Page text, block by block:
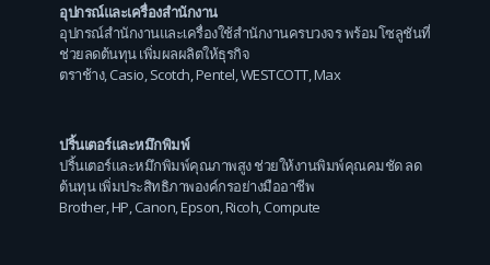
อุปกรณ์และเครื่องสำนักงาน
อุปกรณ์สำนักงานและเครื่องใช้สำนักงานครบวงจร พร้อมโซลูชันที่
ช่วยลดต้นทุน เพิ่มผลผลิตให้ธุรกิจ
ตราช้าง,Casio,Scotch,Pentel,WESTCOTT,Max
ปริ้นเตอร์และหมึกพิมพ์
ปริ้นเตอร์และหมึกพิมพ์คุณภาพสูง ช่วยให้งานพิมพ์คุณคมชัด ลด
ต้นทุน เพิ่มประสิทธิภาพองค์กรอย่างมืออาชีพ
Brother,HP,Canon,Epson,Ricoh,Compute